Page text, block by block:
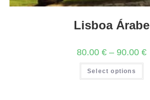
Lisboa Árabe
80.00 € – 90.00 €
Select options